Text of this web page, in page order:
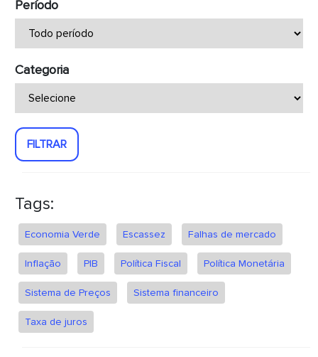
Período
Categoria
FILTRAR
Tags:
Economia Verde Escassez Falhas de mercado
Inflação PIB Política Fiscal Política Monetária
Sistema de Preços Sistema financeiro
Taxa de juros